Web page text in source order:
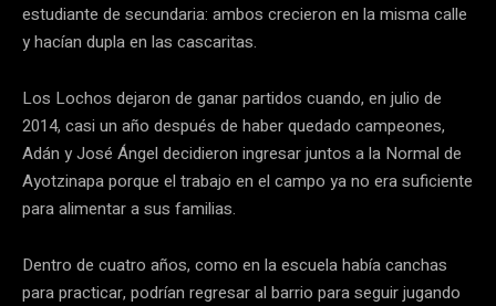
estudiante de secundaria: ambos crecieron en la misma calle
y hacían dupla en las cascaritas.
Los Lochos dejaron de ganar partidos cuando, en julio de
2014, casi un año después de haber quedado campeones,
Adán y José Ángel decidieron ingresar juntos a la Normal de
Ayotzinapa porque el trabajo en el campo ya no era suficiente
para alimentar a sus familias.
Dentro de cuatro años, como en la escuela había canchas
para practicar, podrían regresar al barrio para seguir jugando